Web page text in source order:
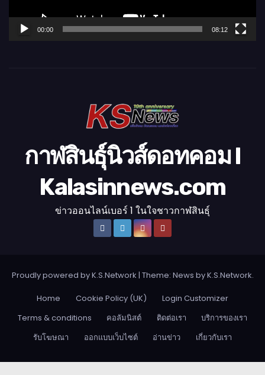
00:00 08:12
กาฬสินธุ์นิวส์ดอทคอม l
Kalasinnews.com
ข่าวออนไลน์เบอร์ 1 ในใจชาวกาฬสินธุ์
Proudly powered by K.S.Network | Theme: News byK.S.Network.
Home Cookie Policy (UK)
Login Customizer
Terms & conditions
คอลัมนิสต์ ติดต่อเรา
บริการของเรา
รับโฆษณา
ออกแบบเว็บไซต์ อ่านข่าว เกี่ยวกับเรา